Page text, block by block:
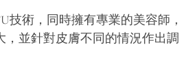
技術，同時擁有專業的美容師，
並針對皮膚不同的情況作出調